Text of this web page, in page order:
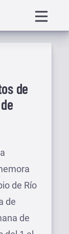
menu
de
de Río
de
de